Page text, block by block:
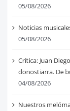
05/08/2026
Noticias
05/08/2026
Crítica: Juan
donostiarra. De
04/08/2026
Nuestros